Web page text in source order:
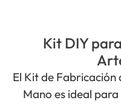
Kit DIY
El Kit de Fabricación
Mano es ideal